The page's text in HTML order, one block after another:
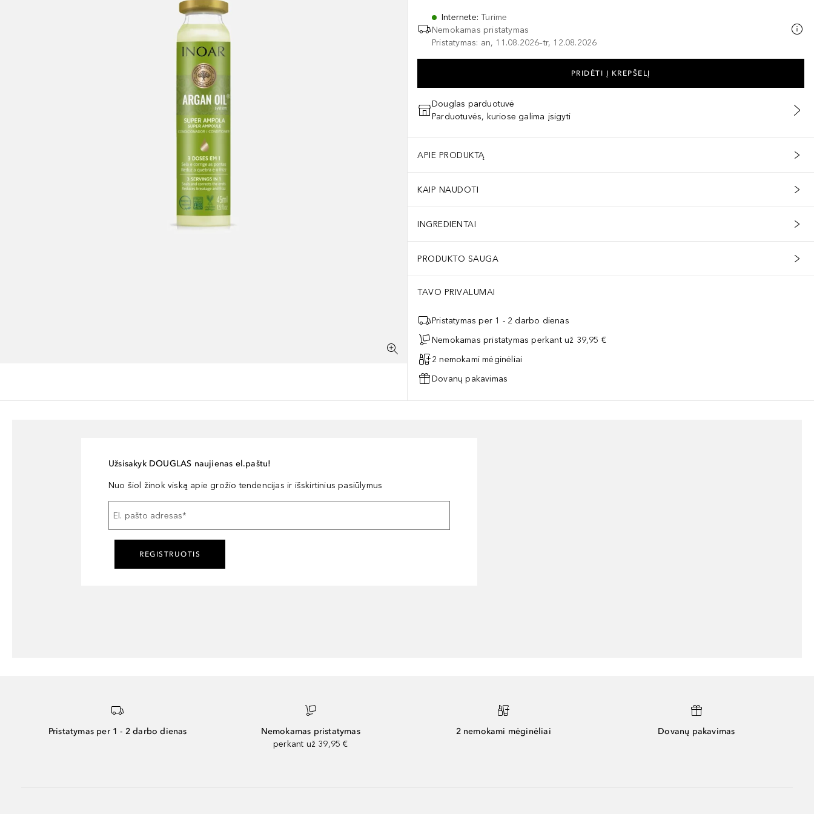
Internete:Turime
Nemokamas pristatymas
Pristatymas: an, 11.08.2026–tr, 12.08.2026
PRIDĖTI Į KREPŠELĮ
Douglas parduotuvė
Parduotuvės, kuriose galima įsigyti
APIE PRODUKTĄ
KAIP NAUDOTI
INGREDIENTAI
PRODUKTO SAUGA
TAVO PRIVALUMAI
Pristatymas per 1 - 2 darbo dienas
Nemokamas pristatymas perkant už 39,95 €
2 nemokami mėginėliai
Dovanų pakavimas
Užsisakyk DOUGLAS naujienas el.paštu!
Nuo šiol žinok viską apie grožio tendencijas ir išskirtinius pasiūlymus
El. pašto adresas*
REGISTRUOTIS
Pristatymas per 1 - 2 darbo dienas
Nemokamas pristatymas
perkant už 39,95 €
2 nemokami mėginėliai Dovanų pakavimas